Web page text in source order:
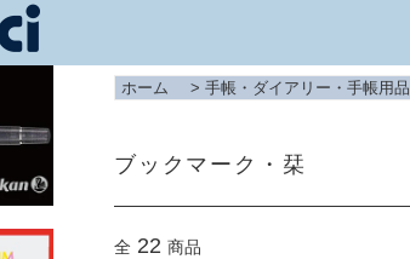
ホーム > 手帳・ダイアリー・手帳用品
ブックマーク・栞
全 22 商品